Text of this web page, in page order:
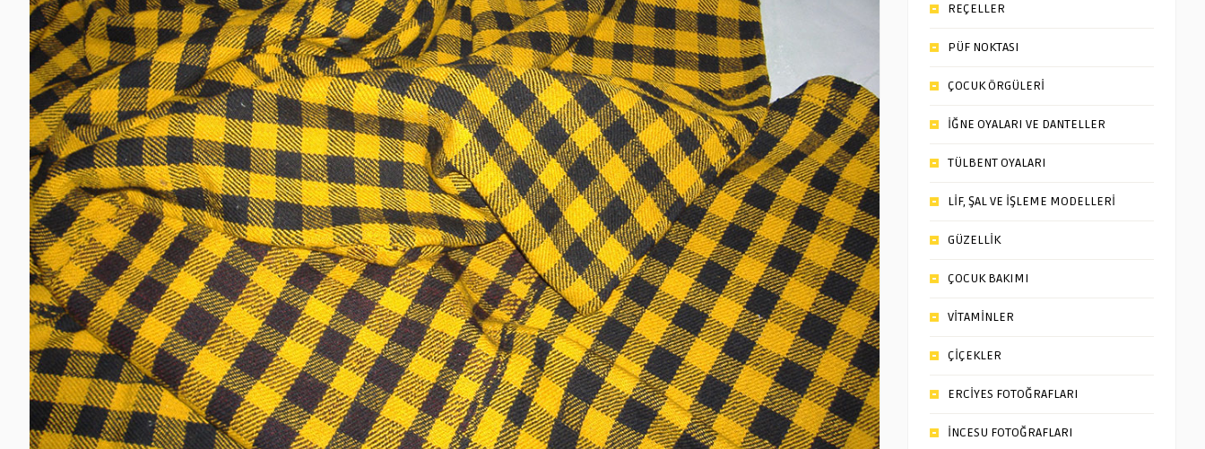
REÇELLER
PÜF NOKTASI
ÇOCUK ÖRGÜLERİ
İĞNE OYALARI VE DANTELLER
TÜLBENT OYALARI
LİF, ŞAL VE İŞLEME MODELLERİ
GÜZELLİK
ÇOCUK BAKIMI
VİTAMİNLER
ÇİÇEKLER
ERCİYES FOTOĞRAFLARI
İNCESU FOTOĞRAFLARI